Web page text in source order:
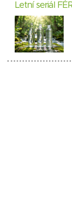
Letní seriál